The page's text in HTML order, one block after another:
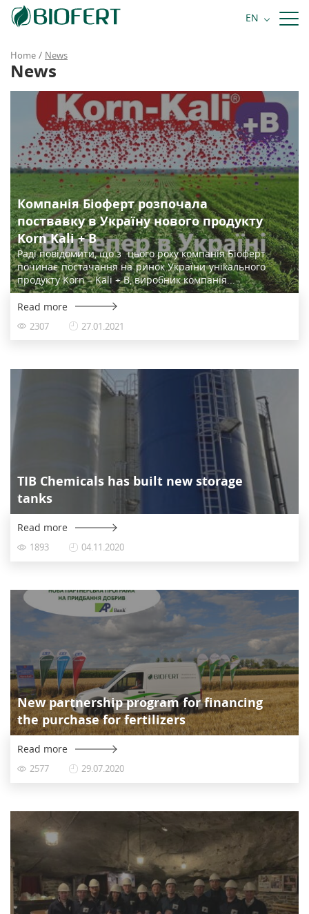
EN
+38 068 484 81 81
Home / News
News
Компанія Біоферт розпочала
поствавку в Україну нового продукту
Korn Kali + B
Раді повідомити, що з цього року компанія Біоферт
починає постачання на ринок України унікального
продукту Korn – Kali + B, виробник компанія...
Read more
2307 27.01.2021
TIB Chemicals has built new storage
tanks
Read more
1893 04.11.2020
New partnership program for financing
the purchase for fertilizers
Read more
2577 29.07.2020